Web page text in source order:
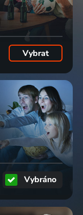
Vybrat
Vybráno